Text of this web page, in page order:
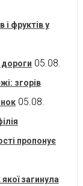
і фруктів у
дороги 05.08.
згорів
05.08.
пропонує
загинула